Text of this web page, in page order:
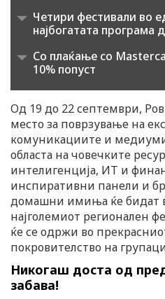
Четири фестивали во
најбогатата програма
Со плаќање со
10% попуст
Од 19 до 22 септември,
место за поврзување на
комуникациите и
областа на човечките
интелигенција, ИТ и
инспиративни панели и
домашни имиња ќе бидат
најголемиот регионален
ќе се одржи во
покровителство на
Никогаш доста од
забава!